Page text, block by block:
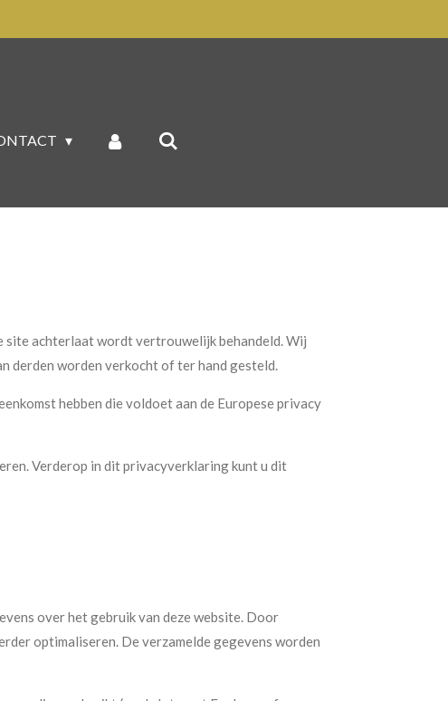
site achterlaat wordt vertrouwelijk behandeld. Wij
derden worden verkocht of ter hand gesteld.
hebben die voldoet aan de Europese privacy
Verderop in dit privacyverklaring kunt u dit
over het gebruik van deze website. Door
optimaliseren. De verzamelde gegevens worden